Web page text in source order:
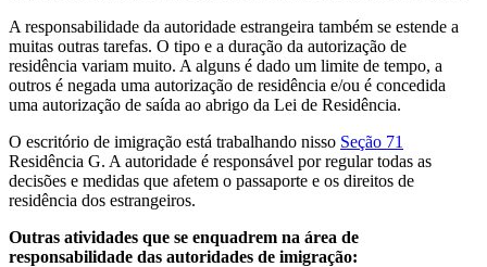
A responsabilidade da autoridade estrangeira também se estende a
muitas outras tarefas. O tipo e a duração da autorização de
residência variam muito. A alguns é dado um limite de tempo, a
outros é negada uma autorização de residência e/ou é concedida
uma autorização de saída ao abrigo da Lei de Residência.
O escritório de imigração está trabalhando nisso Seção 71
Residência G. A autoridade é responsável por regular todas as
decisões e medidas que afetem o passaporte e os direitos de
residência dos estrangeiros.
Outras atividades que se enquadrem na área de
responsabilidade das autoridades de imigração: